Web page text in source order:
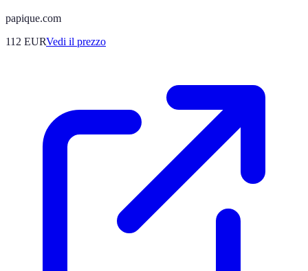
papique.com
112 EURVedi il prezzo